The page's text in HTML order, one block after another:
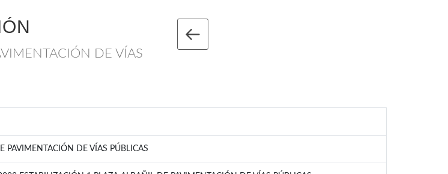
DE VÍAS
DE VÍAS PÚBLICAS